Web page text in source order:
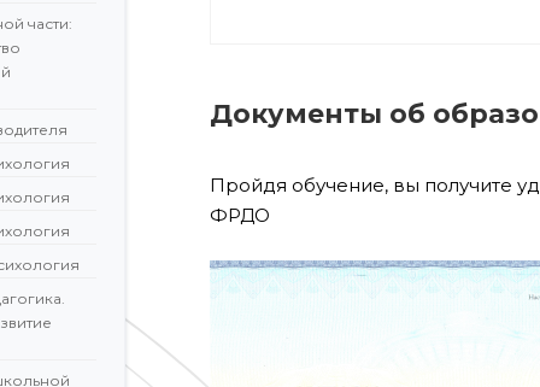
части:
Документы об
Пройдя обучение, вы получите
ФРДО